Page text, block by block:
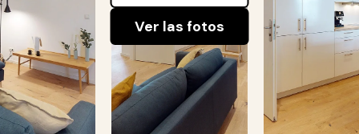
Ver las fotos